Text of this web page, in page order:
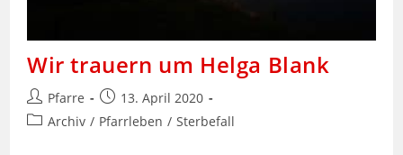
Wir trauern um Helga Blank
Beitrags-
Autor:
Pfarre
Beitrag
veröffentlicht:
13. April 2020
Beitrags-
Archiv / Pfarrleben / Sterbefall